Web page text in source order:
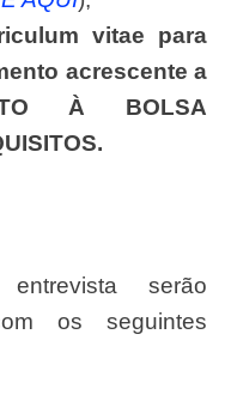
vitae para
acrescente a
À BOLSA
serão
os seguintes